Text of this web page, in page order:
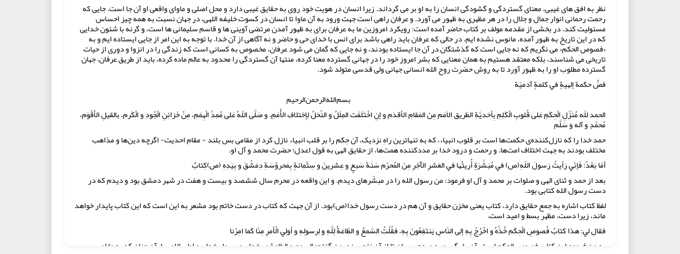
نظر به افق های غیبی، معنای گستردگی و گشودگی انسان را به او بر می گرداند. زیرا انسان در هویت خود روی به حقایق غیبی دارد و محل اصلی و ماوای واقعی او آن جا است. جایی که
رحمت رحمانی انوار جمال و جلال را در هر مظهری به ظهور می آورد. و عرفان راهی است جهت ورود به آن ماوا تا انسان در کسوت خلیفه اللهی، در جهان نسبت به همه چیز احساس
مسئولیت کند. در بخشی از مقدمه مولف بر کتاب حاضر آمده است: رویکرد امروزین ما به عرفان برای به ظهور آمدن مرتضی آوینی ها و قاسم سلیمانی ها است، و گرنه با شئون خدایی
که در این تاریخ به ظهور آمده، مانوس نشده ایم. در حالی که عرفان باید راهی باشد برای انس با خدای حی و حاضر و نه آگاهی از آن خدا. با توجه به این امر از جایی ایستاده ایم و به
«فصوص الحکم» می نگریم که نه جایی است که گذشتگان در آن جا ایستاده بودند، و نه جایی که گمان می شود عرفان، مخصوص به کسانی است که زندگی را در انزوا و دوری از حیات
تاریخی می شناسند، بلکه معتقد هستیم به همان معنایی که بشر امروز خود را در جهانی گسترده معنا کرده، منتها آن گستردگی را محدود به عالم ماده کرده، باید از طریق عرفان، جهان
گسترده مطلوب او را به ظهور آورد تا به روش حضرت روح الله انسانی جهانی ولی قدسی متولد شود.
فصُّ حكمة إلهيةٍ في كلمةٍ آدميّة
بسم‌الله‌الرحمن‌‌الرحيم
‏الحمد للّه مُنَزِّلِ الْحِكَمِ عَلى قُلوبِ الْكَلِمِ بِأحَديَّةِ الطَريق الاَمَم مِنَ المَقامِ الأقدَم و إنِ اخْتَلَفَت المِلَلُ و النِّحَلُ لِإِختلافِ الأُمَمِ. و صَلَّى اللّهُ عَلى مُمِدِّ الْهِمَمِ، مِنْ خَزائِنِ الْجُودِ و الْكَرم، بالقيلِ الأَقْوَم،
مُحمَّدٍ و آله وَ سَلَّم
حمد خدا را که نازل‌کننده‌ی حکمت‌ها است بر قلوب انبیاء، که به تنهاترین راهِ نزدیک، آن حِکم را بر قلب انبیاء نازل کرد از مقامی بس بلند - مقام احدیت- اگرچه دین‌ها و مذاهب
مختلف بودند به جهت اختلاف امت‌ها. و رحمت و درود خدا بر مددکننده همت‌ها، از حقایق الهی به قول اعدل؛ حضرت محمد و آل او.
أمّا بَعْدُ: فَإنّي رَأيتُ رَسولَ اللّهِ(ص) في مُبَشِّرَةٍ أُريتُها في العَشرِ الآخِرِ مِنَ المُحرَّم سَنَةَ سَبعٍ و عِشرينَ و سِتَّمِائةٍ بِمَحروُسَةِ دِمَشْقَ و بِيَدِهِ (ص)کِتابٌ
بعد از حمد و ثنای الهی و صلوات بر محمد و آل او فرمود: من رسول الله را در مبشّره‏اى ديدم. و اين واقعه در محرم سال ششصد و بيست و هفت در شهر دمشق بود و ديدم كه در
دست رسول الله كتابى بود.
لفظ كتاب اشاره به جمع حقايق دارد، كتاب يعنى مخزن حقايق و آن هم در دست رسول خدا(ص)بود. از آن جهت كه کتاب در دست خاتم بود مشعر به اين است كه اين كتاب پايدار خواهد
ماند، زيرا دست، مظهر بسط و اميد است.
فقال لي: هذا كتابُ فُصوصِ الْحِكَم خُذْهُ و اخْرُجْ بِهِ إلى النّاسِ يَنتَفِعُونَ بِهِ، فقُلْتُ السَّمعُ و الطّاعَةُ لِلَّهِ و لِرسولِهِ و أولِي الْأمرِ مِنّا كَما امِرْنا
به من فرمود اين كتاب فصوص الحكم است، آن را بگير و به مردم برسان تا از آن نفع برند. من گفتم: السمع و الطاعة مر خداى و رسول خداى و اولى الامر را، آن چنان كه به ما امر